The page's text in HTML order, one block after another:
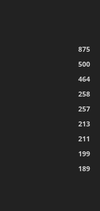
875
500
464
258
257
213
211
199
189